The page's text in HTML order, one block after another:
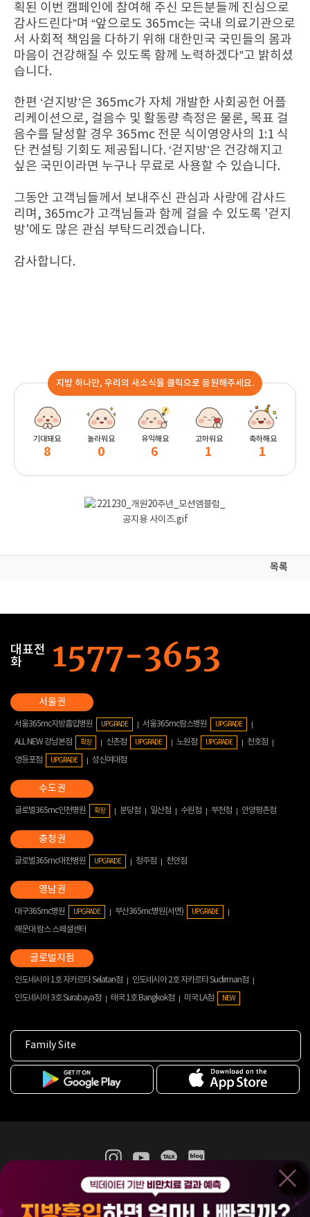
획된 이번 캠페인에 참여해 주신 모든분들께 진심으로
감사드린다”며 “앞으로도 365mc는 국내 의료기관으로
서 사회적 책임을 다하기 위해 대한민국 국민들의 몸과
마음이 건강해질 수 있도록 함께 노력하겠다”고 밝히셨
습니다.
한편 ‘걷지방’은 365mc가 자체 개발한 사회공헌 어플
리케이션으로, 걸음수 및 활동량 측정은 물론, 목표 걸
음수를 달성할 경우 365mc 전문 식이영양사의 1:1 식
단 컨설팅 기회도 제공됩니다. ‘걷지방’은 건강해지고
싶은 국민이라면 누구나 무료로 사용할 수 있습니다.
그동안 고객님들께서 보내주신 관심과 사랑에 감사드
리며, 365mc가 고객님들과 함께 걸을 수 있도록 '걷지
방'에도 많은 관심 부탁드리겠습니다.
감사합니다.
지방 하나만, 우리의 새소식을 클릭으로 응원해주세요.
기대돼요
8
놀라워요
0
유익해요
6
고마워요
1
축하해요
1
목록
대표전
화
서울365mc지방흡입병원 UPGRADE 서울365mc람스병원 UPGRADE
ALL NEW 강남본점 확장 신촌점 UPGRADE 노원점 UPGRADE
천호점
영등포점
UPGRADE 성신여대점
글로벌365mc인천병원 확장 분당점 일산점 수원점 부천점 안양평촌점
글로벌365mc대전병원 UPGRADE 청주점 천안점
대구365mc병원 UPGRADE 부산365mc병원(서면) UPGRADE
해운대 람스 스페셜센터
인도네시아 1호 자카르타 Selatan점
인도네시아 2호 자카르타 Sudirman점
인도네시아 3호 Surabaya점
태국 1호 Bangkok점 미국 LA점 NEW
Family Site
365mc 병·의원 이용약관
홈페이지 이용약관
비급여진료수가